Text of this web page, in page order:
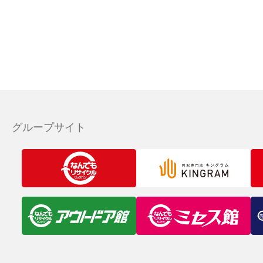
グループサイト